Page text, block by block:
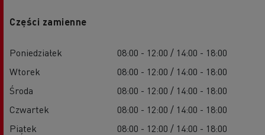
Części zamienne
Poniedziałek
08:00 - 12:00 / 14:00 - 18:00
Wtorek
08:00 - 12:00 / 14:00 - 18:00
Środa
08:00 - 12:00 / 14:00 - 18:00
Czwartek
08:00 - 12:00 / 14:00 - 18:00
Piątek
08:00 - 12:00 / 14:00 - 18:00